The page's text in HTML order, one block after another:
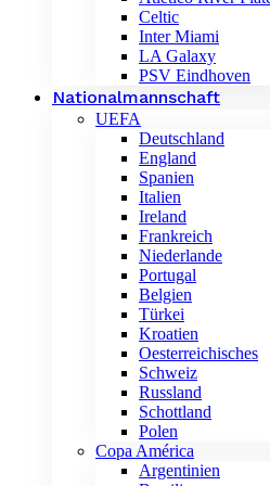
Celtic
Inter Miami
LA Galaxy
PSV Eindhoven
Nationalmannschaft
UEFA
Deutschland
England
Spanien
Italien
Ireland
Frankreich
Niederlande
Portugal
Belgien
Türkei
Kroatien
Oesterreichisches
Schweiz
Russland
Schottland
Polen
Copa América
Argentinien